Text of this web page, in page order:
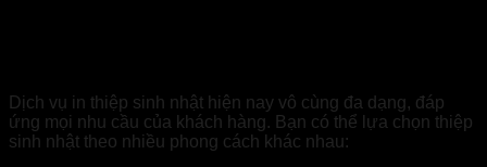
Dịch vụ in thiệp sinh nhật hiện nay vô cùng đa dạng, đáp
ứng mọi nhu cầu của khách hàng. Bạn có thể lựa chọn thiệp
sinh nhật theo nhiều phong cách khác nhau: